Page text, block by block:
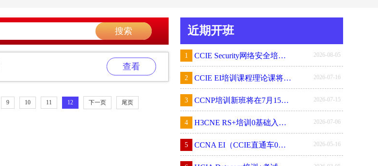
搜索
查看
9 10 11 12 下一页 尾页
近期开班
1 CCIE Security网络安全培训课程新班即将开始，讲师：金弋然 2026-08-05
2 CCIE EI培训课程理论课将在7月16日 19:00开启新班，讲师：金弋然 2026-07-16
3 CCNP培训新班将在7月15日晚上19:00开始，讲师：赵顺杰 2026-07-15
4 H3CNE RS+培训0基础入门课程今晚19:00开班！试听联系WOLF-LAB！ 2026-07-06
5 CCNA EI（CCIE直通车0基础入门课）5月16日开班 2026-05-16